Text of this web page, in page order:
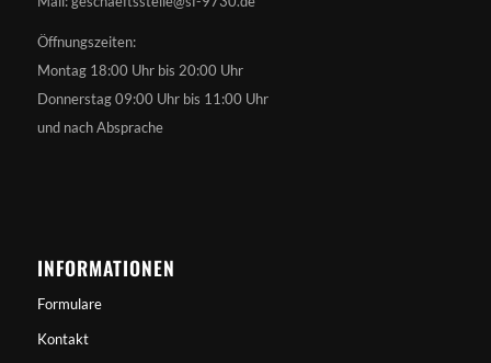
Öffnungszeiten:
Montag 18:00 Uhr bis 20:00 Uhr
Donnerstag 09:00 Uhr bis 11:00 Uhr
und nach Absprache
INFORMATIONEN
Formulare
Kontakt